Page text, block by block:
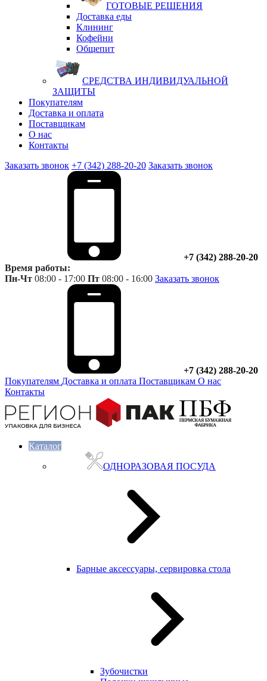
ГОТОВЫЕ РЕШЕНИЯ
Доставка еды
Клининг
Кофейни
Общепит
СРЕДСТВА ИНДИВИДУАЛЬНОЙ
ЗАЩИТЫ
Покупателям
Доставка и оплата
Поставщикам
О нас
Контакты
Заказать звонок +7 (342) 288-20-20 Заказать звонок
+7 (342) 288-20-20
Время работы:
Пн-Чт 08:00 - 17:00 Пт 08:00 - 16:00 Заказать звонок
+7 (342) 288-20-20
Покупателям Доставка и оплата Поставщикам О нас
Контакты
Каталог
ОДНОРАЗОВАЯ ПОСУДА
Барные аксессуары, сервировка стола
Зубочистки